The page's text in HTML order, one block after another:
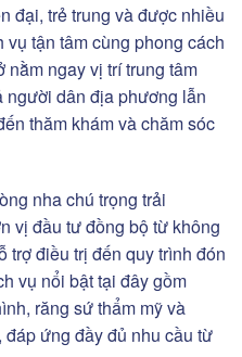
đại, trẻ trung và được nhiều
tận tâm cùng phong cách
ngay vị trí trung tâm
người dân địa phương lẫn
thăm khám và chăm sóc
nha chú trọng trải
vị đầu tư đồng bộ từ không
trợ điều trị đến quy trình đón
vụ nổi bật tại đây gồm
răng sứ thẩm mỹ và
ứng đầy đủ nhu cầu từ